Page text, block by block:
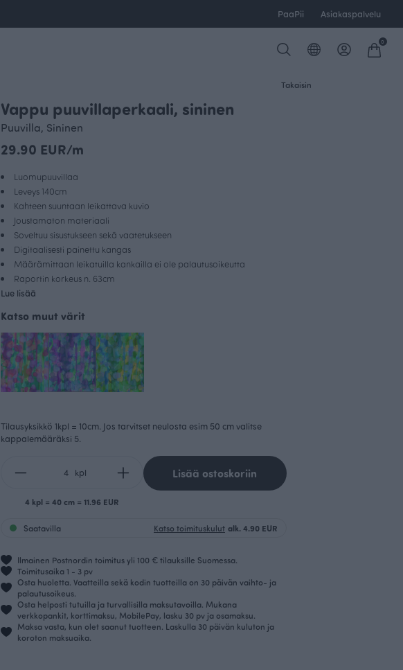
PaaPii Asiakaspalvelu
0
Takaisin
Vappu puuvillaperkaali, sininen
Puuvilla, Sininen
29.90 EUR/m
Luomupuuvillaa
Leveys 140cm
Kahteen suuntaan leikattava kuvio
Joustamaton materiaali
Soveltuu sisustukseen sekä vaatetukseen
Digitaalisesti painettu kangas
Määrämittaan leikatuilla kankailla ei ole palautusoikeutta
Raportin korkeus n. 63cm
Lue lisää
Katso muut värit
Tilausyksikkö 1kpl = 10cm. Jos tarvitset neulosta esim 50 cm valitse
kappalemääräksi 5.
kpl Lisää ostoskoriin
4 kpl = 40 cm = 11.96 EUR
Saatavilla Katso toimituskulut alk. 4.90 EUR
Ilmainen Postnordin toimitus yli 100 € tilauksille Suomessa.
Toimitusaika 1 - 3 pv
Osta huoletta. Vaatteilla sekä kodin tuotteilla on 30 päivän vaihto- ja
palautusoikeus.
Osta helposti tutuilla ja turvallisilla maksutavoilla. Mukana
verkkopankit, korttimaksu, MobilePay, lasku 30 pv ja osamaksu.
Maksa vasta, kun olet saanut tuotteen. Laskulla 30 päivän kuluton ja
koroton maksuaika.